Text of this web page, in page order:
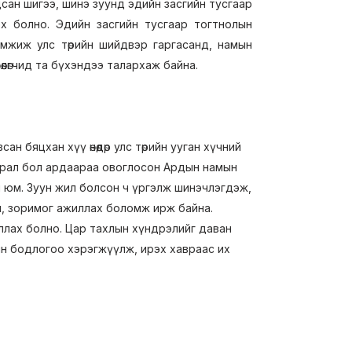
шигээ, шинэ зуунд эдийн засгийн тусгаар
болно. Эдийн засгийн тусгаар тогтнолын
улс төрийн шийдвэр гаргасанд, намын
та бүхэндээ талархаж байна.
бяцхан хүү өнөөдөр улс төрийн ууган хүчний
бол ардаараа овоглосон Ардын намын
Зуун жил болсон ч үргэлж шинэчлэгдэж,
зоримог ажиллах боломж ирж байна.
болно. Цар тахлын хүндрэлийг даван
бодлогоо хэрэгжүүлж, ирэх хавраас их